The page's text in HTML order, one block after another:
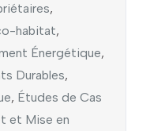
,
habitat,
Énergétique,
Durables,
, Études de Cas
et Mise en